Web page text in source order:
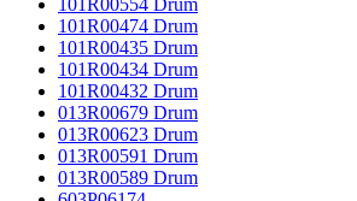
101R00554 Drum
101R00474 Drum
101R00435 Drum
101R00434 Drum
101R00432 Drum
013R00679 Drum
013R00623 Drum
013R00591 Drum
013R00589 Drum